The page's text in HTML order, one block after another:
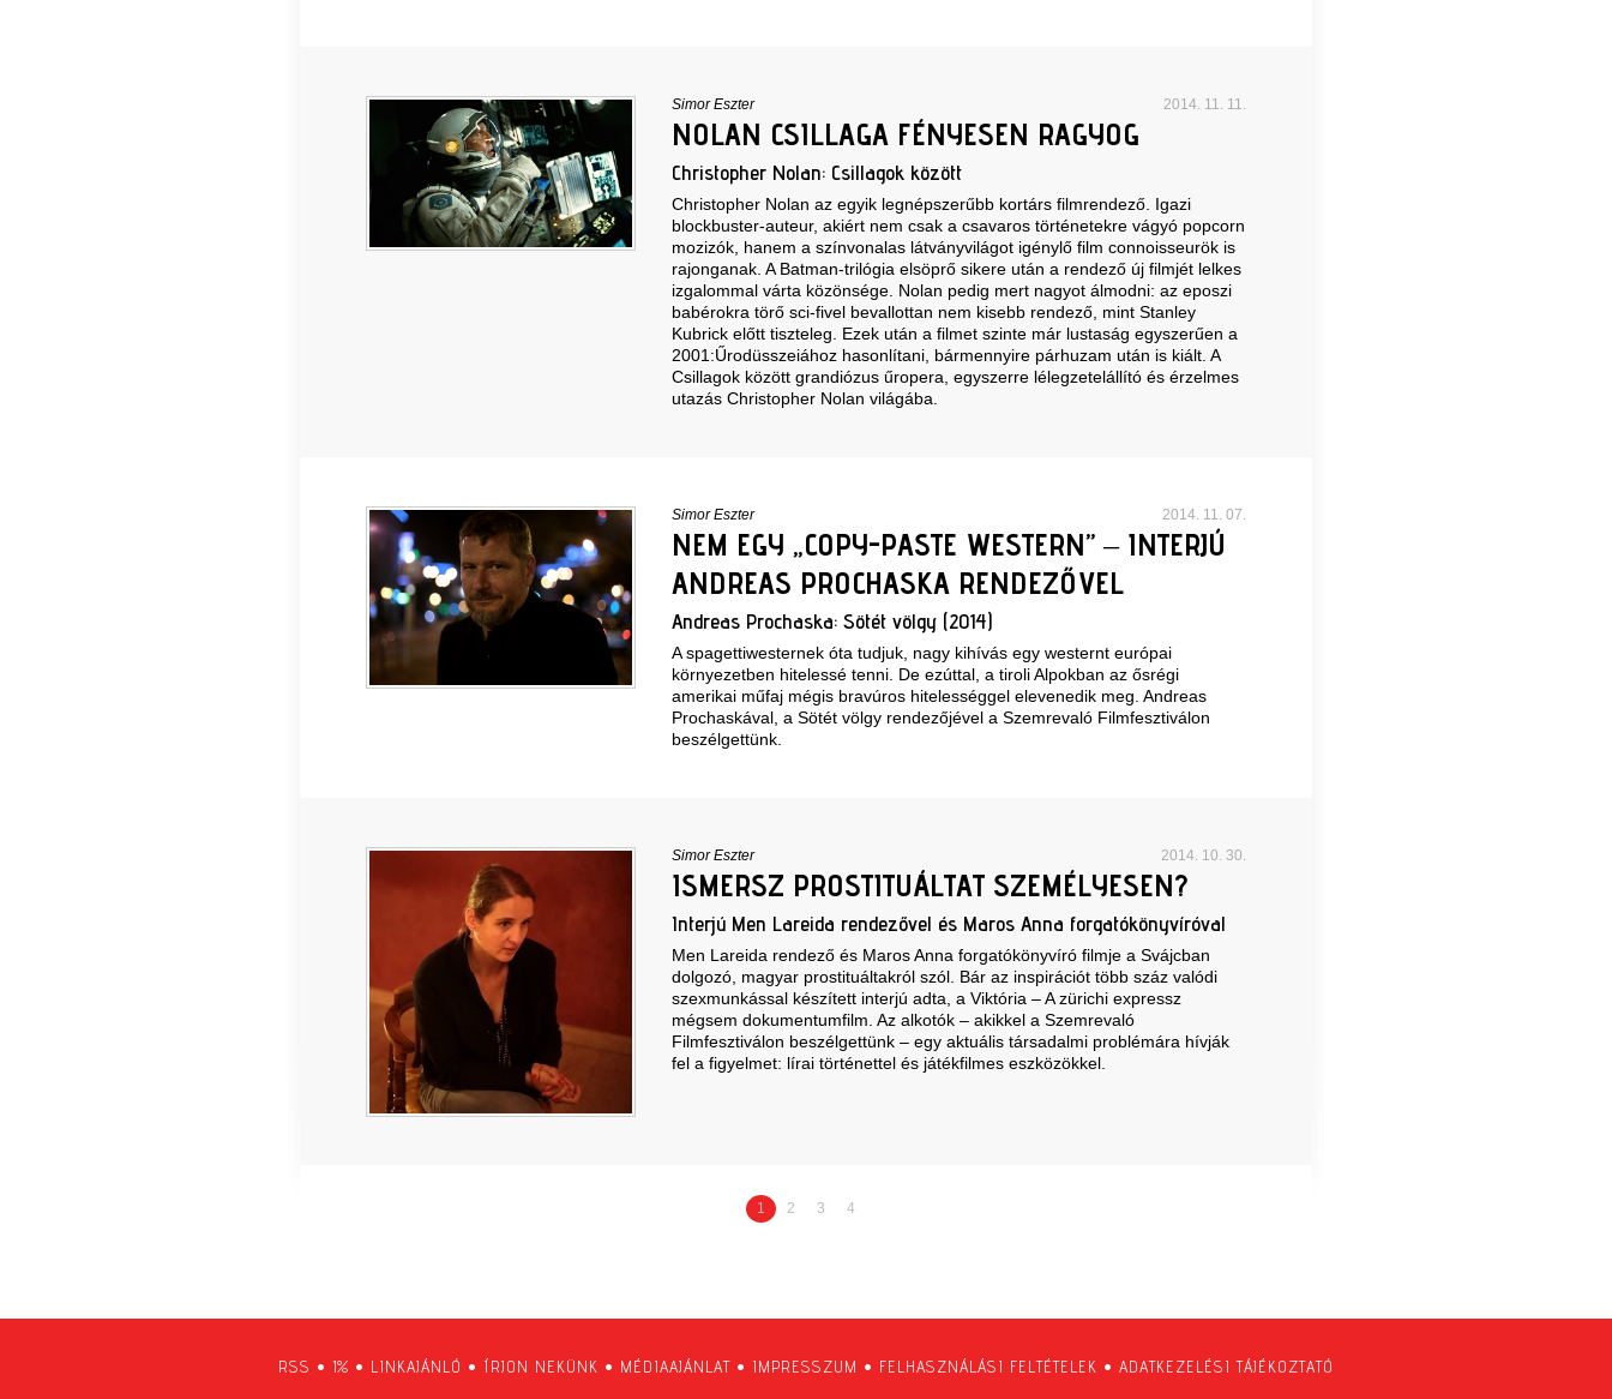
Simor Eszter 2014. 11. 11.
NOLAN CSILLAGA FÉNYESEN RAGYOG
Christopher Nolan: Csillagok között
Christopher Nolan az egyik legnépszerűbb kortárs filmrendező. Igazi
blockbuster-auteur, akiért nem csak a csavaros történetekre vágyó popcorn
mozizók, hanem a színvonalas látványvilágot igénylő film connoisseurök is
rajonganak. A Batman-trilógia elsöprő sikere után a rendező új filmjét lelkes
izgalommal várta közönsége. Nolan pedig mert nagyot álmodni: az eposzi
babérokra törő sci-fivel bevallottan nem kisebb rendező, mint Stanley
Kubrick előtt tiszteleg. Ezek után a filmet szinte már lustaság egyszerűen a
2001:Űrodüsszeiához hasonlítani, bármennyire párhuzam után is kiált. A
Csillagok között grandiózus űropera, egyszerre lélegzetelállító és érzelmes
utazás Christopher Nolan világába.
Simor Eszter 2014. 11. 07.
NEM EGY „COPY-PASTE WESTERN” – INTERJÚ
ANDREAS PROCHASKA RENDEZŐVEL
Andreas Prochaska: Sötét völgy (2014)
A spagettiwesternek óta tudjuk, nagy kihívás egy westernt európai
környezetben hitelessé tenni. De ezúttal, a tiroli Alpokban az ősrégi
amerikai műfaj mégis bravúros hitelességgel elevenedik meg. Andreas
Prochaskával, a Sötét völgy rendezőjével a Szemrevaló Filmfesztiválon
beszélgettünk.
Simor Eszter 2014. 10. 30.
ISMERSZ PROSTITUÁLTAT SZEMÉLYESEN?
Interjú Men Lareida rendezővel és Maros Anna forgatókönyvíróval
Men Lareida rendező és Maros Anna forgatókönyvíró filmje a Svájcban
dolgozó, magyar prostituáltakról szól. Bár az inspirációt több száz valódi
szexmunkással készített interjú adta, a Viktória – A zürichi expressz
mégsem dokumentumfilm. Az alkotók – akikkel a Szemrevaló
Filmfesztiválon beszélgettünk – egy aktuális társadalmi problémára hívják
fel a figyelmet: lírai történettel és játékfilmes eszközökkel.
1 2 3 4
RSS • 1% • LINKAJÁNLÓ • ÍRJON NEKÜNK • MÉDIAAJÁNLAT • IMPRESSZUM • FELHASZNÁLÁSI FELTÉTELEK • ADATKEZELÉSI TÁJÉKOZTATÓ